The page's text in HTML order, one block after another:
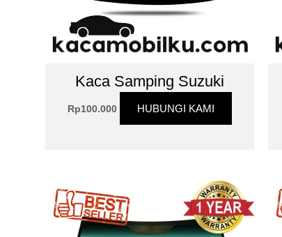
Kaca Samping Suzuki
Rp100.000 HUBUNGI KAMI